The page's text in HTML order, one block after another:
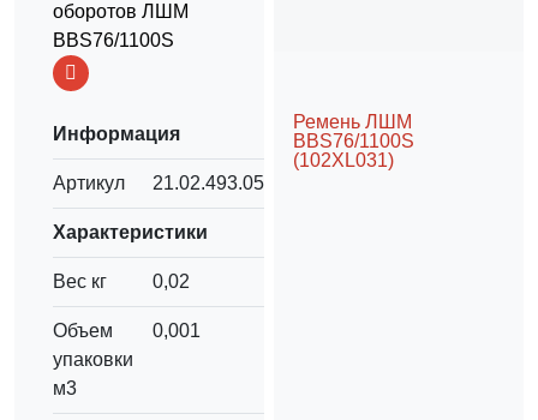
оборотов ЛШМ
BBS76/1100S
Информация
Артикул 21.02.493.054
Характеристики
Вес кг 0,02
Объем
упаковки
м3
0,001
Ремень ЛШМ
BBS76/1100S
(102XL031)